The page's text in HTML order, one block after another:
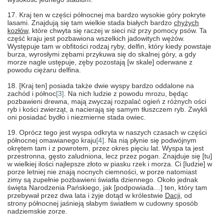
17. Kraj ten w części północnej ma bardzo wysokie góry pokryte
lasami. Znajdują się tam wielkie stada białych bardzo chyżych
kozłów, które chwyta się raczej w sieci niż przy pomocy psów. Ta
część kraju jest pozbawiona wszelkich jadowitych wężów.
Występuje tam w obfitości rodzaj ryby, delfin, który kiedy powstaje
burza, wyrosłymi zębami przykuwa się do skalnej góry, a gdy
morze nagle ustępuje, zęby pozostają [w skale] oderwane z
powodu ciężaru delfina.
18. [Kraj ten] posiada także dwie wyspy bardzo oddalone na
zachód i północ[3] . Na nich ludzie z powodu mrozu, będąc
pozbawieni drewna, mają zwyczaj rozpalać ogień z różnych ości
ryb i kości zwierząt, a nacierają się samym tłuszczem ryb. Zwykli
oni posiadać bydło i niezmierne stada owiec.
19. Oprócz tego jest wyspa odkryta w naszych czasach w części
północnej omawianego kraju[4] . Na nią płynie się podwójnym
okrętem tam i z powrotem, przez okres pięciu lat. Wyspa ta jest
przestronna, gęsto zaludniona, lecz przez pogan. Znajduje się [tu]
w wielkiej ilości najlepsze złoto w piasku rzek i morza. Ci [ludzie] w
porze letniej nie znają nocnych ciemności, w porze natomiast
zimy są zupełnie pozbawieni światła dziennego. Około jednak
święta Narodzenia Pańskiego, jak [podpowiada…] ten, który tam
przebywał przez dwa lata i żyje dotąd w królestwie Dacji , od
strony północnej jaśnieją słabym światłem w cudowny sposób
nadziemskie zorze.